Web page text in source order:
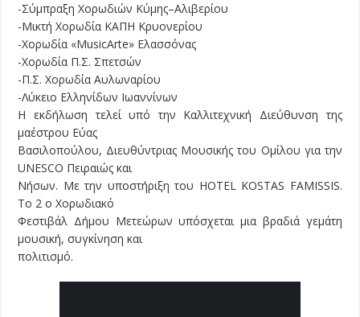
-Σύμπραξη Χορωδιών Κύμης–Αλιβερίου
-Μικτή Χορωδία ΚΑΠΗ Κρυονερίου
-Χορωδία «MusicArte» Ελασσόνας
-Χορωδία Π.Σ. Σπετσών
-Π.Σ. Χορωδία Αυλωναρίου
-Λύκειο Ελληνίδων Ιωαννίνων
Η εκδήλωση τελεί υπό την Καλλιτεχνική Διεύθυνση της
μαέστρου Εύας
Βασιλοπούλου, Διευθύντριας Μουσικής του Ομίλου για την
UNESCO Πειραιώς και
Νήσων. Με την υποστήριξη του HOTEL KOSTAS FAMISSIS.
Το 2 ο Χορωδιακό
Φεστιβάλ Δήμου Μετεώρων υπόσχεται μια βραδιά γεμάτη
μουσική, συγκίνηση και
πολιτισμό.